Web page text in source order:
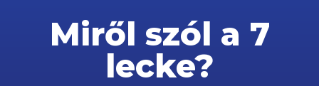
Miről szól a 7
lecke?